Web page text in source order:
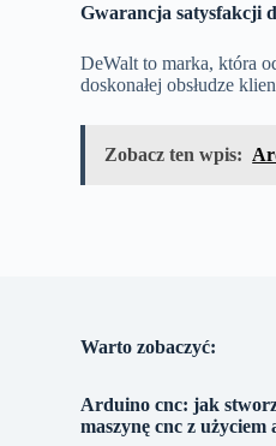
Gwarancja satysfakcji
DeWalt to marka, która
doskonałej obsłudze
Zobacz ten wpis:
Warto zobaczyć:
Arduino cnc: jak
maszynę cnc z użyciem